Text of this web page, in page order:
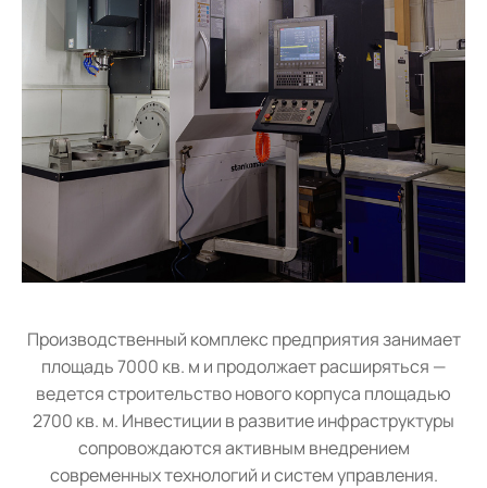
Производственный комплекс предприятия занимает
площадь 7000 кв. м и продолжает расширяться —
ведется строительство нового корпуса площадью
2700 кв. м. Инвестиции в развитие инфраструктуры
сопровождаются активным внедрением
современных технологий и систем управления.